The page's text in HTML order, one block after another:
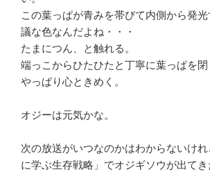
この葉っぱが青みを帯びて内側から発
議な色なんだよね・・・
たまにつん、と触れる。
端っこからひたひたと丁寧に葉っぱを
やっぱり心ときめく。
オジーは元気かな。
次の放送がいつなのかはわからないけ
に学ぶ生存戦略」でオジギソウが出て